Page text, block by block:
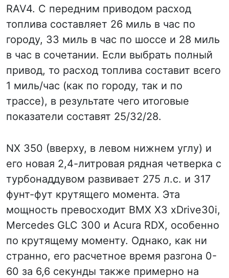
RAV4. С передним приводом расход
топлива составляет 26 миль в час по
городу, 33 миль в час по шоссе и 28 миль
в час в сочетании. Если выбрать полный
привод, то расход топлива составит всего
1 миль/час (как по городу, так и по
трассе), в результате чего итоговые
показатели составят 25/32/28.
NX 350 (вверху, в левом нижнем углу) и
его новая 2,4-литровая рядная четверка с
турбонаддувом развивает 275 л.с. и 317
фунт-фут крутящего момента. Эта
мощность превосходит BMX X3 xDrive30i,
Mercedes GLC 300 и Acura RDX, особенно
по крутящему моменту. Однако, как ни
странно, его расчетное время разгона 0-
60 за 6,6 секунды также примерно на